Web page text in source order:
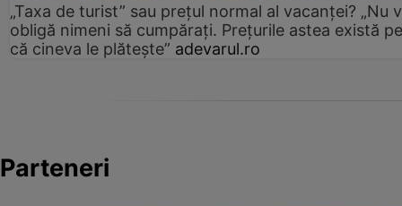
„Taxa de turist” sau prețul normal al vacanței? „Nu
obligă nimeni să cumpărați. Prețurile astea există
că cineva le plătește” adevarul.ro
Parteneri